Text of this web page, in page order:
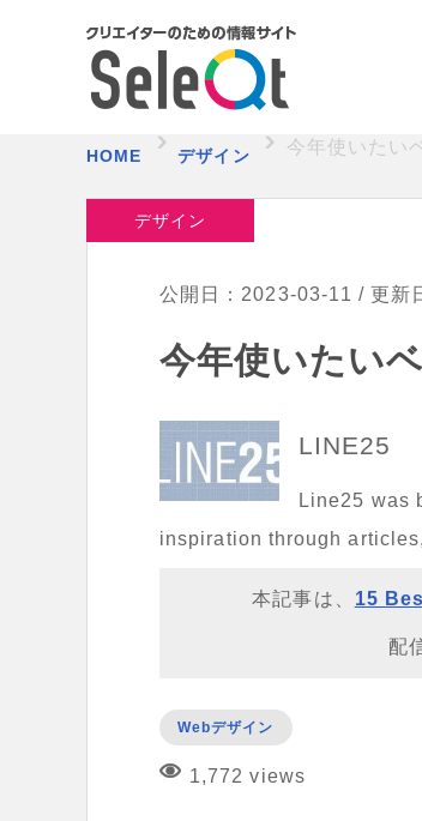
HOME デザイン 今年使いたい
デザイン
公開日：2023-03-11 / 更新
今年使いたい
LINE25
Line25 was
inspiration through
本記事は、 15
配
Webデザイン
1,772 views